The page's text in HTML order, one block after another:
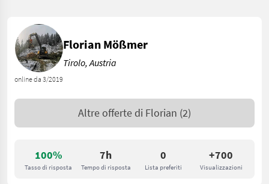
100%
Tasso di risposta
7h
Tempo di risposta
0
Lista preferiti
+700
Visualizzazioni
online da 3/2019
Florian Mößmer
Tirolo, Austria
Altre offerte di Florian (2)